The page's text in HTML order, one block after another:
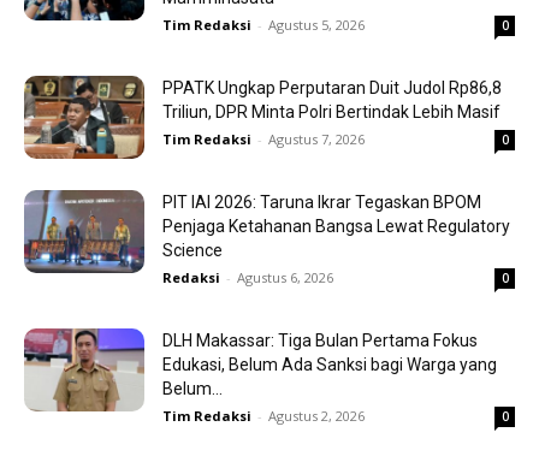
Tim Redaksi - Agustus 5, 2026 0
PPATK Ungkap Perputaran Duit Judol Rp86,8
Triliun, DPR Minta Polri Bertindak Lebih Masif
Tim Redaksi - Agustus 7, 2026 0
PIT IAI 2026: Taruna Ikrar Tegaskan BPOM
Penjaga Ketahanan Bangsa Lewat Regulatory
Science
Redaksi - Agustus 6, 2026 0
DLH Makassar: Tiga Bulan Pertama Fokus
Edukasi, Belum Ada Sanksi bagi Warga yang
Belum...
Tim Redaksi - Agustus 2, 2026 0